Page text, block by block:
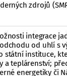
zdrojů
integrace
od uhlí s
instituce,
a teplárenství;
energetiky či